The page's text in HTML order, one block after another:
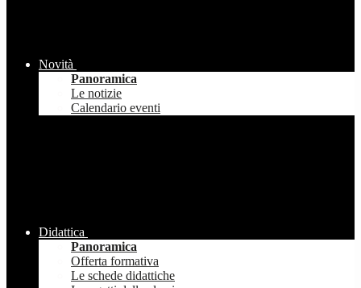
Novità
Panoramica
Le notizie
Calendario eventi
Didattica
Panoramica
Offerta formativa
Le schede didattiche